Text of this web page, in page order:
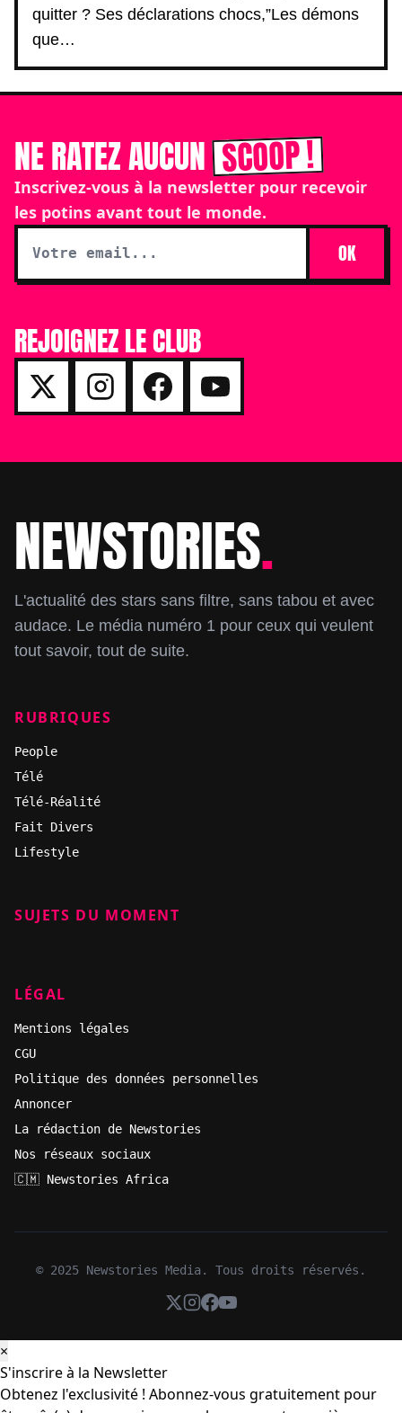
quitter ? Ses déclarations chocs,”Les démons
que…
NE RATEZ AUCUNSCOOP !
Inscrivez-vous à la newsletter pour recevoir
les potins avant tout le monde.
OK
REJOIGNEZ LE CLUB
FooterNEWSTORIES.
L'actualité des stars sans filtre, sans tabou et avec
audace. Le média numéro 1 pour ceux qui veulent
tout savoir, tout de suite.
RUBRIQUES
People
Télé
Télé-Réalité
Fait Divers
Lifestyle
SUJETS DU MOMENT
LÉGAL
Mentions légales
CGU
Politique des données personnelles
Annoncer
La rédaction de Newstories
Nos réseaux sociaux
🇨🇲 Newstories Africa
© 2025 Newstories Media. Tous droits réservés.
×
S'inscrire à la Newsletter
Obtenez l'exclusivité ! Abonnez-vous gratuitement pour